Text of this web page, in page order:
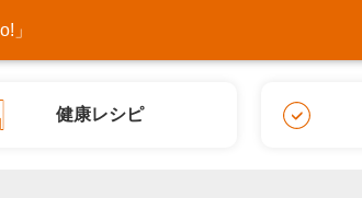
」
健康レシピ